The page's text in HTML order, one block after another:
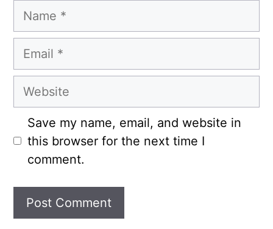
Name
Email
Website
Save my name, email, and website in
this browser for the next time I
comment.